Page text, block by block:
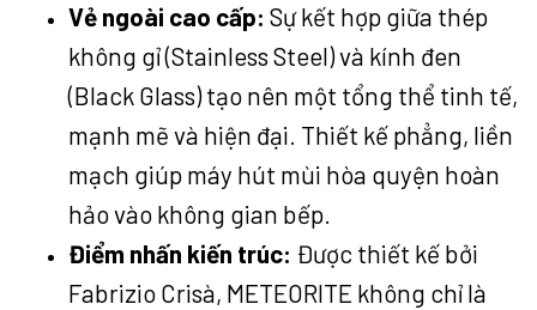
Vẻ ngoài cao cấp: Sự kết hợp giữa thép
không gỉ (Stainless Steel) và kính đen
(Black Glass) tạo nên một tổng thể tinh tế,
mạnh mẽ và hiện đại. Thiết kế phẳng, liền
mạch giúp máy hút mùi hòa quyện hoàn
hảo vào không gian bếp.
Điểm nhấn kiến trúc: Được thiết kế bởi
Fabrizio Crisà, METEORITE không chỉ là